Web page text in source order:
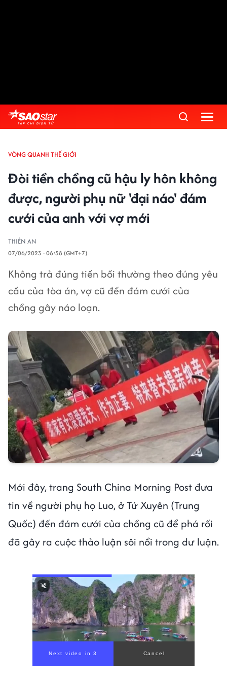
VÒNG QUANH THẾ GIỚI
Đòi tiền chồng cũ hậu ly hôn không
được, người phụ nữ 'đại náo' đám
cưới của anh với vợ mới
THIÊN AN
07/06/2023 - 06:58 (GMT+7)
Không trả đúng tiền bồi thường theo đúng yêu
cầu của tòa án, vợ cũ đến đám cưới của
chồng gây náo loạn.
Mới đây, trang South China Morning Post đưa
tin về người phụ họ Luo, ở Tứ Xuyên (Trung
Quốc) đến đám cưới của chồng cũ để phá rối
đã gây ra cuộc thảo luận sôi nổi trong dư luận.
Next video in 1 Cancel